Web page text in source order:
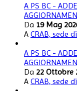
A PS BC -
Da 19 Mag
A CRAB, sede
A PS BC -
Da 22 Ottobre
A CRAB, sede